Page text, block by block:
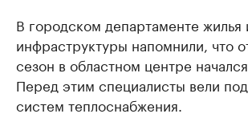
В городском департаменте
инфраструктуры напомнили, что
сезон в областном центре
Перед этим специалисты вели
систем теплоснабжения.